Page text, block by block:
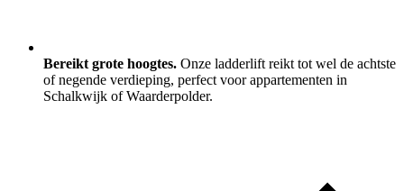
Bereikt grote hoogtes. Onze ladderlift reikt tot wel de achtste
of negende verdieping, perfect voor appartementen in
Schalkwijk of Waarderpolder.